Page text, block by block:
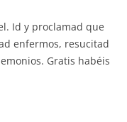
Id y proclamad que
enfermos, resucitad
Gratis habéis